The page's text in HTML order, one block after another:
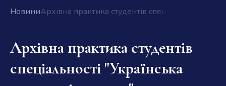
НовиниАрхівна практика студентів спеціальності
Архівна практика студентів
спеціальності "Українська